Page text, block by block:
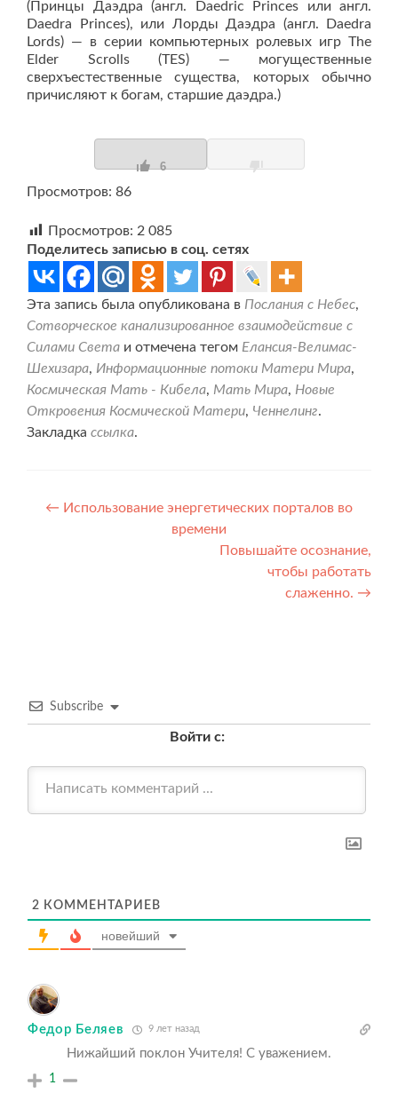
(Принцы Даэдра (англ. Daedric Princes или англ.
Daedra Princes), или Лорды Даэдра (англ. Daedra
Lords) — в серии компьютерных ролевых игр The
Elder Scrolls (TES) — могущественные
сверхъестественные существа, которых обычно
причисляют к богам, старшие даэдра.)
6
Просмотров: 86
Просмотров: 2 085
Поделитесь записью в соц. сетях
Эта запись была опубликована в Послания с Небес,
Сотворческое канализированное взаимодействие с
Силами Света и отмечена тегом Елансия-Велимас-
Шехизара, Информационные потоки Матери Мира,
Космическая Мать - Кибела, Мать Мира, Новые
Откровения Космической Матери, Ченнелинг.
Закладка ссылка.
Навигация
← Использование энергетических порталов во
времени
Повышайте осознание,
чтобы работать
слаженно. →
Subscribe
Войти с:
2 КОММЕНТАРИЕВ
новейший
Федор Беляев 9 лет назад
Нижайший поклон Учителя! С уважением.
1